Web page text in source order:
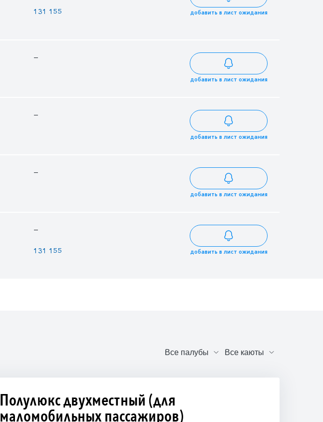
131 155 добавить в лист ожидания
—
добавить в лист ожидания
—
добавить в лист ожидания
—
добавить в лист ожидания
—
131 155 добавить в лист ожидания
Полулюкс двухместный (для
маломобильных пассажиров)